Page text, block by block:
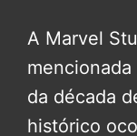
A Marvel
da década
histórico